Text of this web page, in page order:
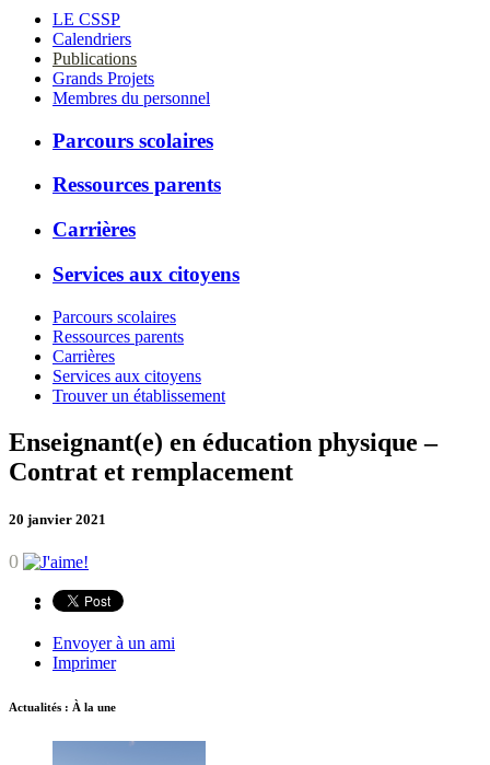
LE CSSP
Calendriers
Publications
Grands Projets
Membres du personnel
Parcours scolaires
Ressources parents
Carrières
Services aux citoyens
Parcours scolaires
Ressources parents
Carrières
Services aux citoyens
Trouver un établissement
Enseignant(e) en éducation physique –
Contrat et remplacement
20 janvier 2021
0
Envoyer à un ami
Imprimer
Actualités : À la une